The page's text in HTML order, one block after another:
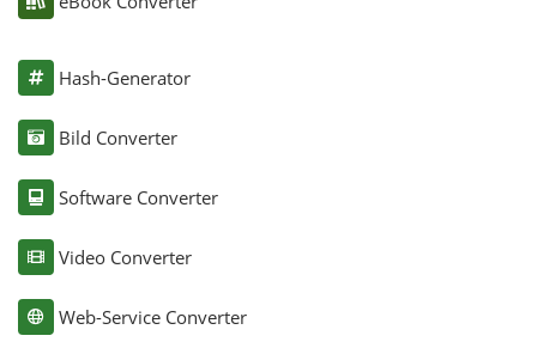
Hash-Generator
Bild Converter
Software Converter
Video Converter
Web-Service Converter